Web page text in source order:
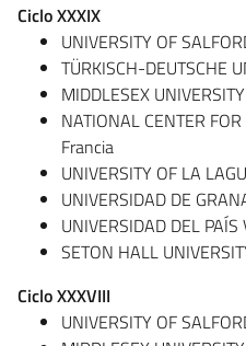
Ciclo XXXIX
UNIVERSITY OF
TÜRKISCH-DEUTSCHE
MIDDLESEX
NATIONAL CENTER
Francia
UNIVERSITY OF LA
UNIVERSIDAD DE
UNIVERSIDAD DEL
SETON HALL
Ciclo XXXVIII
UNIVERSITY OF